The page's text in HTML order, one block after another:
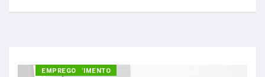
DESENVOLVIMENTO
EMPREGO